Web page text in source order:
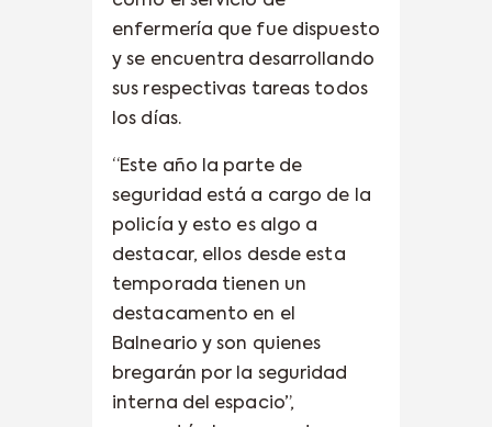
enfermería que fue dispuesto
y se encuentra desarrollando
sus respectivas tareas todos
los días.
“Este año la parte de
seguridad está a cargo de la
policía y esto es algo a
destacar, ellos desde esta
temporada tienen un
destacamento en el
Balneario y son quienes
bregarán por la seguridad
interna del espacio”,